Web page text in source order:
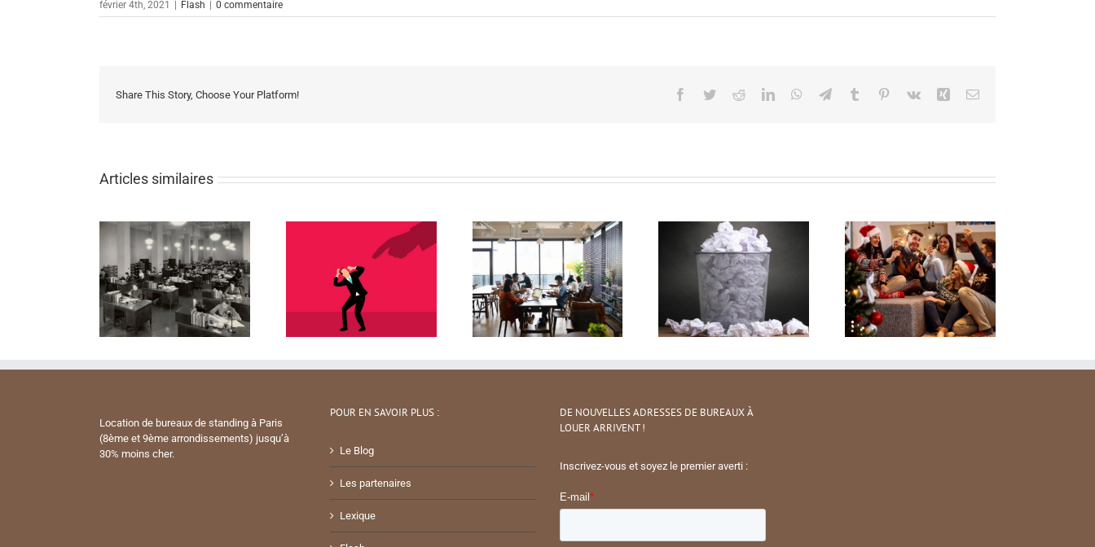
février 4th, 2021 Flash 0 commentaire
Share This Story, Choose Your Platform! Facebook
TwitterRedditLinkedInWhatsApp
TelegramTumblr Pinterest
Vk Xing Email
Articles similaires
Location de bureaux de standing à Paris
(8ème et 9ème arrondissements) jusqu’à
30% moins cher.
POUR EN SAVOIR PLUS :
Le Blog
Les partenaires
Lexique
DE NOUVELLES ADRESSES DE BUREAUX À
LOUER ARRIVENT !
Inscrivez-vous et soyez le premier averti :